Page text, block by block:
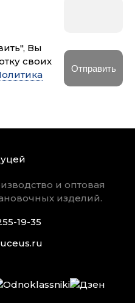
Вы
своих
и оптовая
изделий.
19-35